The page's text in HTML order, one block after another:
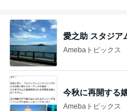
愛之助 スタジア
Amebaトピックス
今秋に再開する
Amebaトピックス